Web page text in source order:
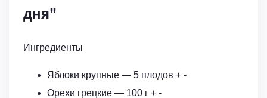
дня”
Ингредиенты
Яблоки крупные — 5 плодов + -
Орехи грецкие — 100 г + -